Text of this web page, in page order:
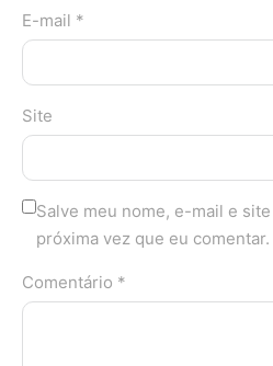
E-mail *
Site
Salve meu nome, e-mail e
próxima vez que eu comentar.
Comentário *